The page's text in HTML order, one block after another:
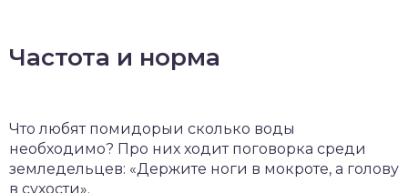
Частота и норма
Что любят помидорыи сколько воды
необходимо? Про них ходит поговорка среди
земледельцев: «Держите ноги в мокроте, а голову
в сухости».